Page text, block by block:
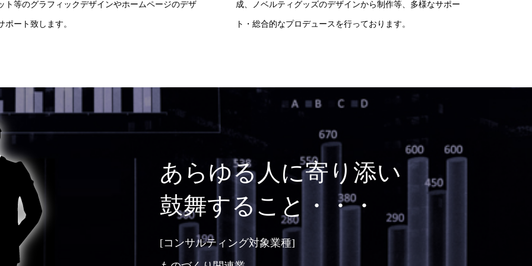
等のグラフィックデザインやホームページのデザ
ート致します。
成、ノベルティグッズのデザインから制作等、多様なサポー
ト・総合的なプロデュースを行っております。
あらゆる人に寄り添い
鼓舞すること・・・
[コンサルティング対象業種]